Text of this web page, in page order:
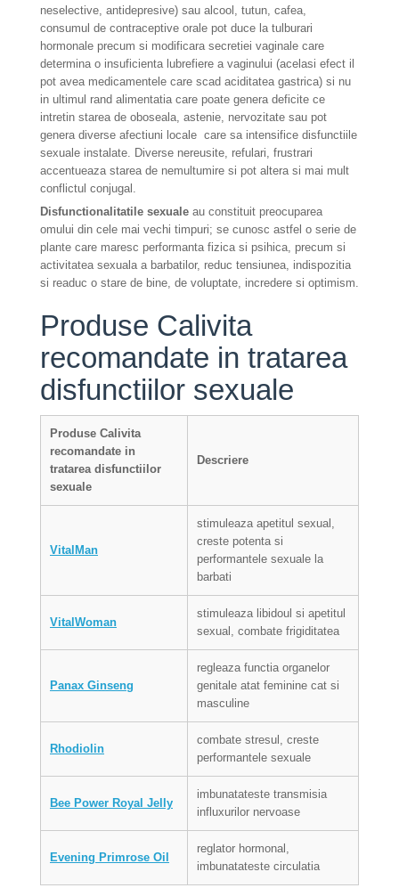
neselective, antidepresive) sau alcool, tutun, cafea,
consumul de contraceptive orale pot duce la tulburari
hormonale precum si modificara secretiei vaginale care
determina o insuficienta lubrefiere a vaginului (acelasi efect il
pot avea medicamentele care scad aciditatea gastrica) si nu
in ultimul rand alimentatia care poate genera deficite ce
intretin starea de oboseala, astenie, nervozitate sau pot
genera diverse afectiuni locale care sa intensifice disfunctiile
sexuale instalate. Diverse nereusite, refulari, frustrari
accentueaza starea de nemultumire si pot altera si mai mult
conflictul conjugal.
Disfunctionalitatile sexuale au constituit preocuparea
omului din cele mai vechi timpuri; se cunosc astfel o serie de
plante care maresc performanta fizica si psihica, precum si
activitatea sexuala a barbatilor, reduc tensiunea, indispozitia
si readuc o stare de bine, de voluptate, incredere si optimism.
Produse Calivita
recomandate in tratarea
disfunctiilor sexuale
Produse Calivita
recomandate in
tratarea d isfunctiilor
sexuale
Descriere
VitalMan
stimuleaza apetitul sexual,
creste potenta si
performantele sexuale la
barbati
VitalWoman
stimuleaza libidoul si apetitul
sexual, combate frigiditatea
Panax Ginseng
regleaza functia organelor
genitale atat feminine cat si
masculine
Rhodiolin
combate stresul, creste
performantele sexuale
Bee Power Royal Jelly
imbunatateste transmisia
influxurilor nervoase
Evening Primrose Oil
reglator hormonal,
imbunatateste circulatia